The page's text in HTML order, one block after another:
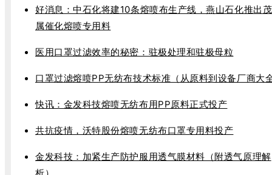
好消息：中石化将建10条熔喷布生产线，燕山石化推出
属催化熔喷专用料
医用口罩过滤效率的秘密：驻极处理和驻极母粒
口罩过滤熔喷PP无纺布技术标准（从原料到设备厂商大
快讯：金发科技熔喷无纺布用PP原料正式投产
共抗疫情，沃特股份熔喷无纺布口罩专用料投产
金发科技：加紧生产防护服用透气膜材料（附透气原理解